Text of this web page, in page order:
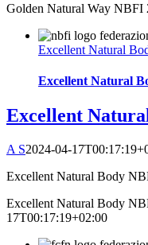
Golden Natural Way NBFI
Excellent Natural
Excellent Natural
Excellent
A S2024-04-
Excellent Natural Body
Excellent Natural Body
17T00:17:19+02:00